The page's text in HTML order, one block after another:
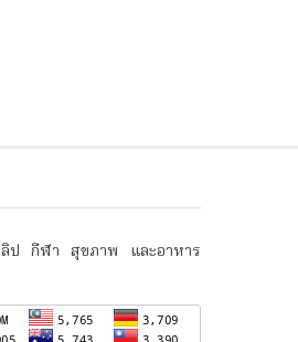
ลิป กีฬา สุขภาพ และอาหาร